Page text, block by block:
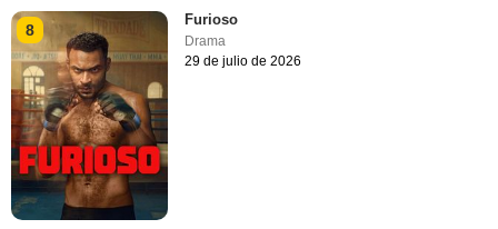
8
Furioso
Drama
29 de julio de 2026